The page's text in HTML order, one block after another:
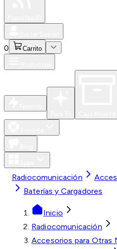
0 Carrito
Radiocomunicación
Baterías y Cargadores
Inicio
Radiocomunicación
Accesorios para Otras